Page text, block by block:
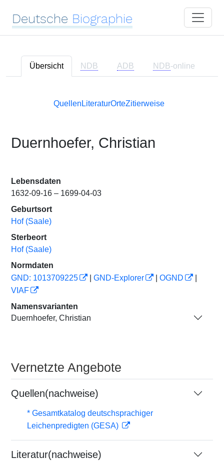
Deutsche Biographie
Übersicht NDB ADB NDB-online
Quellen LiteraturOrteZitierweise
Duernhoefer, Christian
Lebensdaten
1632-09-16 – 1699-04-03
Geburtsort
Hof (Saale)
Sterbeort
Hof (Saale)
Normdaten
GND: 1013709225
GND-Explorer OGND
VIAF
Namensvarianten
Duernhoefer, Christian
Vernetzte Angebote
Quellen(nachweise)
* Gesamtkatalog deutschsprachiger
Leichenpredigten (GESA)
Literatur(nachweise)